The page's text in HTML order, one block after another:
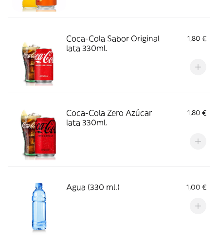
Coca-Cola Sabor Original
lata 330ml.
1,80 €
Coca-Cola Zero Azúcar
lata 330ml.
1,80 €
Agua (330 ml.) 1,00 €